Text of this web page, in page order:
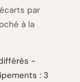
par
à la
-
: 3